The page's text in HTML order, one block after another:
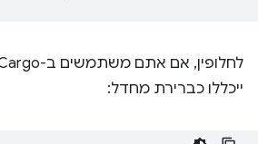
ייכללו כברירת מחדל: